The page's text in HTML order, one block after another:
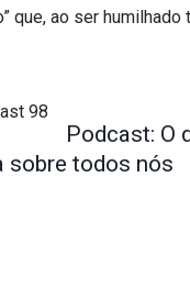
ao ser
Podcast: O
sobre todos nós